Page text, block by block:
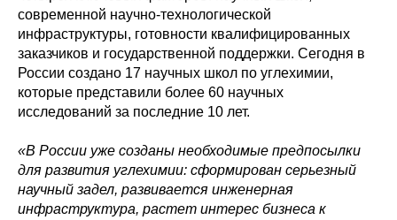
современной научно-технологической
инфраструктуры, готовности квалифицированных
заказчиков и государственной поддержки. Сегодня в
России создано 17 научных школ по углехимии,
которые представили более 60 научных
исследований за последние 10 лет.
«В России уже созданы необходимые предпосылки
для развития углехимии: сформирован серьезный
научный задел, развивается инженерная
инфраструктура, растет интерес бизнеса к